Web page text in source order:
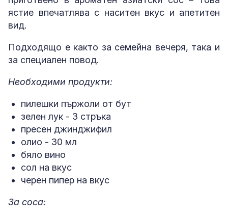
ястие впечатлява с наситен вкус и апетитен
вид.
Подходящо е както за семейна вечеря, така и
за специален повод.
Необходими продукти:
пилешки пържоли от бут
зелен лук - 3 стръка
пресен джинджифил
олио - 30 мл
бяло вино
сол на вкус
черен пипер на вкус
За соса: